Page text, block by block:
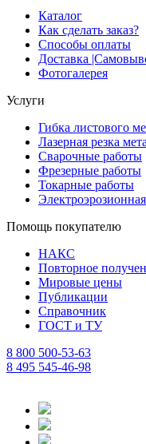
Каталог
Как сделать заказ?
Способы оплаты
Доставка
Фотогалерея
Услуги
Гибка листового
Лазерная резка
Сварочные работы
Фрезерные работы
Токарные работы
Помощь покупателю
НАКС
Повторное
Мировые цены
Публикации
Справочник
ГОСТ и ТУ
8 800 500-53-63
8 495 545-46-98